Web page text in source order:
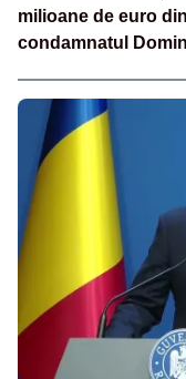
milioane de euro
condamnatul